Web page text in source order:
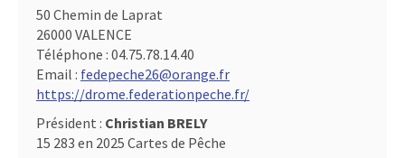
50 Chemin de Laprat
26000 VALENCE
Téléphone : 04.75.78.14.40
Email : fedepeche26@orange.fr
https://drome.federationpeche.fr/
Président : Christian BRELY
15 283 en 2025 Cartes de Pêche